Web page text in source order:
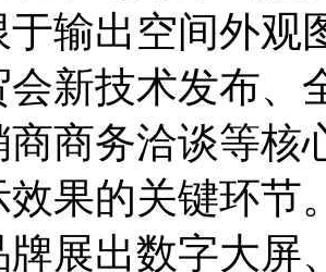
输出空间外观
新技术发布、
商商务洽谈等核
效果的关键环节
展出数字大屏